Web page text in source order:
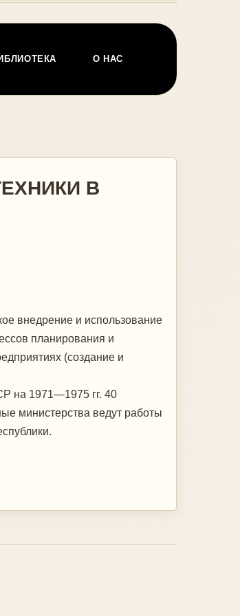
О НАС
В
внедрение и использование
планирования и
(создание и
на 1971—1975 гг. 40
министерства ведут работы